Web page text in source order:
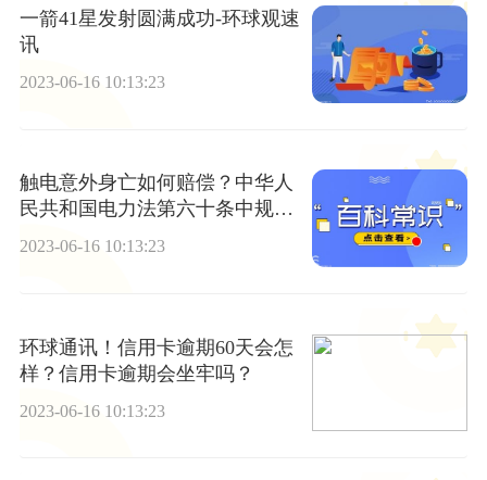
一箭41星发射圆满成功-环球观速
讯
2023-06-16 10:13:23
触电意外身亡如何赔偿？中华人
民共和国电力法第六十条中规定
内容是什么？ 通讯
2023-06-16 10:13:23
环球通讯！信用卡逾期60天会怎
样？信用卡逾期会坐牢吗？
2023-06-16 10:13:23